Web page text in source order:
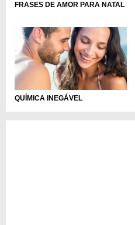
FRASES DE AMOR PARA NATAL
QUÍMICA INEGÁVEL